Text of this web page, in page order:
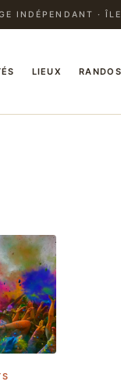
INDÉPENDANT ·
LIEUX RANDOS